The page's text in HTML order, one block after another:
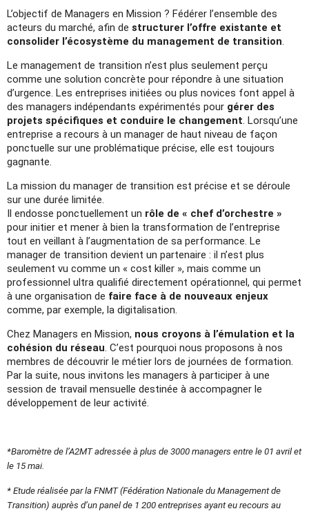
L’objectif de Managers en Mission ? Fédérer l’ensemble des
acteurs du marché, afin de structurer l’offre existante et
consolider l’écosystème du management de transition
Le management de transition n’est plus seulement perçu
comme une solution concrète pour répondre à une situation
d’urgence. Les entreprises initiées ou plus novices font appel à
des managers indépendants expérimentés pour gérer des
projets spécifiques et conduire le changement . Lorsqu’une
entreprise a recours à un manager de haut niveau de façon
ponctuelle sur une problématique précise, elle est toujours
gagnante.
La mission du manager de transition est précise et se déroule
sur une durée limitée.
Il endosse ponctuellement un rôle de « chef d’orchestre »
pour initier et mener à bien la transformation de l’entreprise
tout en veillant à l’augmentation de sa performance. Le
manager de transition devient un partenaire : il n’est plus
seulement vu comme un « cost killer », mais comme un
professionnel ultra qualifié directement opérationnel, qui permet
à une organisation de faire face à de nouveaux enjeux
comme, par exemple, la digitalisation.
Chez Managers en Mission, nous croyons à l’émulation et la
cohésion du réseau . C’est pourquoi nous proposons à nos
membres de découvrir le métier lors de journées de formation.
Par la suite, nous invitons les managers à participer à une
session de travail mensuelle destinée à accompagner le
développement de leur activité.
*Baromètre de l’A2MT adressée à plus de 3000 managers entre le 01 avril et
le 15 mai.
* Etude réalisée par la FNMT (Fédération Nationale du Management de
Transition) auprès d’un panel de 1 200 entreprises ayant eu recours au